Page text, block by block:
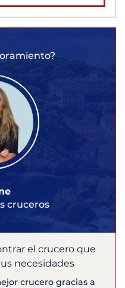
cruceros
el crucero que
necesidades
crucero gracias a